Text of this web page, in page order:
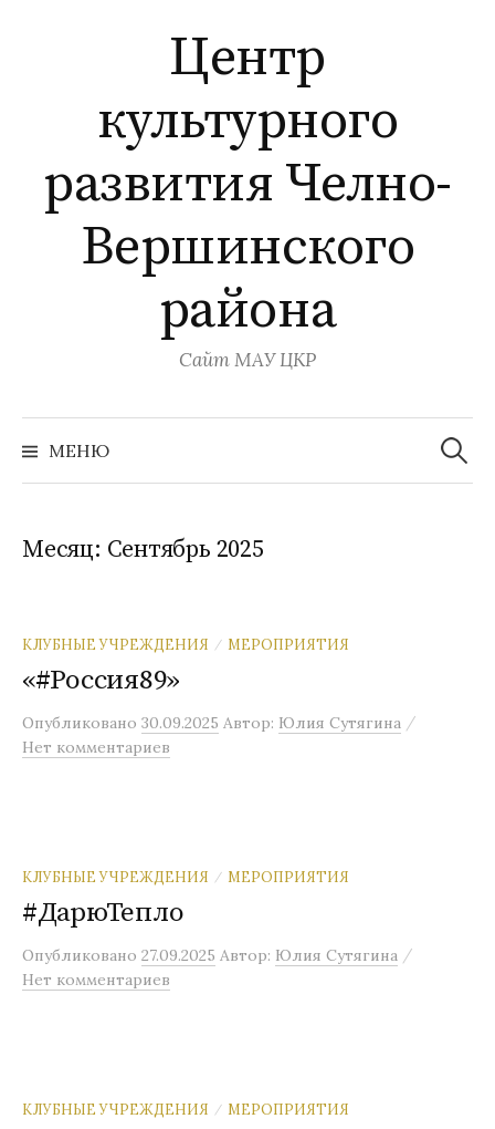
Центр
культурного
развития Челно-
Вершинского
района
Сайт МАУ ЦКР
МЕНЮ
Найти:
Месяц: Сентябрь 2025
КЛУБНЫЕ УЧРЕЖДЕНИЯ / МЕРОПРИЯТИЯ
«#Россия89»
Опубликовано 30.09.2025 Автор: Юлия Сутягина /
Нет комментариев
КЛУБНЫЕ УЧРЕЖДЕНИЯ / МЕРОПРИЯТИЯ
#ДарюТепло
Опубликовано 27.09.2025 Автор: Юлия Сутягина /
Нет комментариев
КЛУБНЫЕ УЧРЕЖДЕНИЯ / МЕРОПРИЯТИЯ